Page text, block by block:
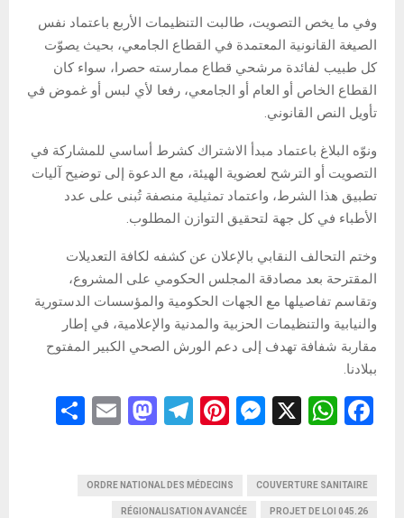
وفي ما يخص التصويت، طالبت التنظيمات الأربع باعتماد نفس
الصيغة القانونية المعتمدة في القطاع الجامعي، بحيث يصوّت
كل طبيب لفائدة مرشحي قطاع ممارسته حصرا، سواء كان
القطاع الخاص أو العام أو الجامعي، رفعا لأي لبس أو غموض في
تأويل النص القانوني.
ونوّه البلاغ باعتماد مبدأ الاشتراك كشرط أساسي للمشاركة في
التصويت أو الترشح لعضوية الهيئة، مع الدعوة إلى توضيح آليات
تطبيق هذا الشرط، واعتماد تمثيلية منصفة تُبنى على عدد
الأطباء في كل جهة لتحقيق التوازن المطلوب.
وختم التحالف النقابي بالإعلان عن كشفه لكافة التعديلات
المقترحة بعد مصادقة المجلس الحكومي على المشروع،
وتقاسم تفاصيلها مع الجهات الحكومية والمؤسسات الدستورية
والنيابية والتنظيمات الحزبية والمدنية والإعلامية، في إطار
مقاربة شفافة تهدف إلى دعم الورش الصحي الكبير المفتوح
ببلادنا.
F
b
W
s
X
M
n
Pi
es
T
gr
M
o
E
COUVERTURE SANITAIRE
ORDRE NATIONAL DES MÉDECINS
PROJET DE LOI 045.26
RÉGIONALISATION AVANCÉE